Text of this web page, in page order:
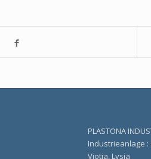
PLASTONA
Industrieanlage
Viotia, Lysia